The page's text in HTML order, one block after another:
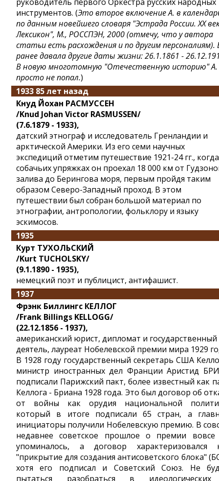
инструментов. (Это второе включение А. в
по данным новейшего словаря "Эстрада России. XX
Лексикон", М., РОССПЭН, 2000 (отмечу, что у автора
статьи есть расхождения и по другим персоналиям).
ранее давала другие даты жизни: 26.1.1861 -
В новую многотомную "Отечественную историю" А.
просто не попал.)
1933 85 лет назад
Кнуд Йохан РАСМУССЕН
/Knud Johan Victor RASMUSSEN/
(7.6.1879 - 1933),
датский этнограф и исследователь Гренландии и
арктической Америки. Из его семи научных
экспедиций отметим путешествие 1921-24 гг.,
собачьих упряжках он проехал 18 000 км от
залива до Берингова моря, первым пройдя таким
образом Северо-Западный проход. В этом
путешествии был собран большой материал по
этнографии, антропологии, фольклору и языку
эскимосов.
1935
Курт ТУХОЛЬСКИЙ
/Kurt TUCHOLSKY/
(9.1.1890 - 1935),
немецкий поэт и публицист, антифашист.
1937
Фрэнк Биллингс КЕЛЛОГ
/Frank Billings KELLOGG/
(22.12.1856 - 1937),
американский юрист, дипломат и государственный
деятель, лауреат Нобелевской премии мира 1929
В 1928 году государственный секретарь США
министр иностранных дел Франции Аристид
подписали Парижский пакт, более известный как
Келлога - Бриана 1928 года. Это был договор об
от войны как орудия национальной
который в итоге подписали 65 стран, а
инициаторы получили Нобелевскую премию. В
недавнее советское прошлое о премии
упоминалось, а договор характеризовался
"прикрытие для создания антисоветского блока"
хотя его подписал и Советский Союз. Не
пытаться разобраться в